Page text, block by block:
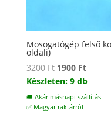
Mosogatógép felső
oldali)
3200Ft Original
price
was:
3200 Ft.
1900 FtCurrent
price
is:
Készleten: 9 db
🚚 Akár másnapi szállítás
✅ Magyar raktárról